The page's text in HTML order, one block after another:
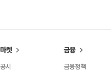
마켓
공시
금융
금융정책